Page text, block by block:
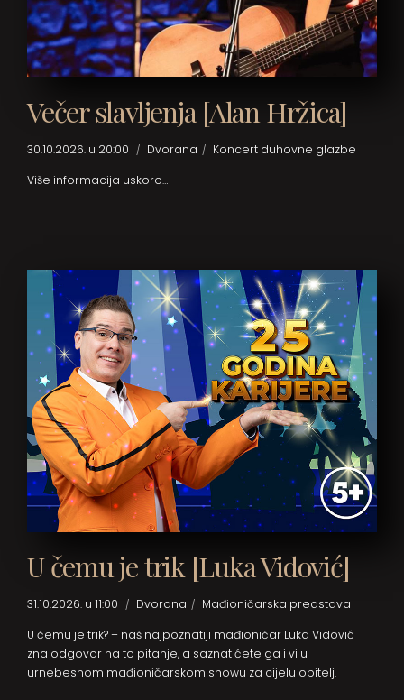
Večer slavljenja [Alan Hržica]
30.10.2026. u 20:00 Dvorana
Koncert duhovne glazbe
Više informacija uskoro…
U čemu je trik [Luka Vidović]
31.10.2026. u 11:00 Dvorana
Mađioničarska predstava
U čemu je trik? – naš najpoznatiji mađioničar Luka Vidović
zna odgovor na to pitanje, a saznat ćete ga i vi u
urnebesnom mađioničarskom showu za cijelu obitelj.